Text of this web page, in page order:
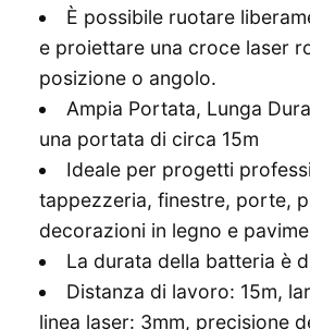
È possibile ruotare
e proiettare una croce laser
posizione o angolo.
Ampia Portata, Lunga
una portata di circa 15m
Ideale per progetti
tappezzeria, finestre, porte,
decorazioni in legno e
La durata della batteria è
Distanza di lavoro: 15m,
linea laser: 3mm, precisione